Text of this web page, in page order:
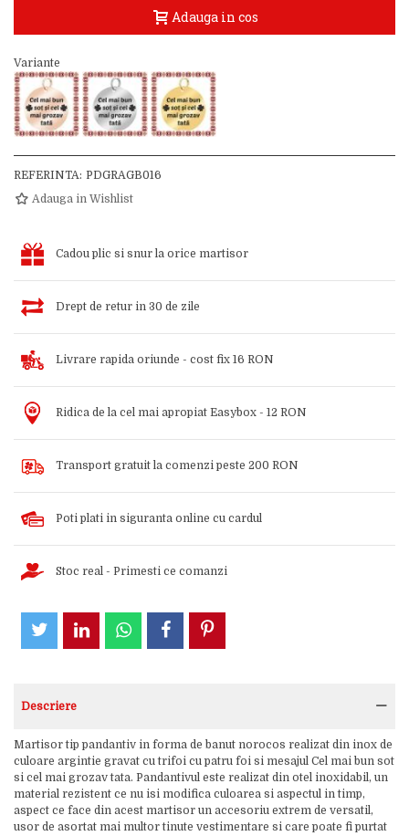
Adauga in cos
Variante
REFERINTA: PDGRAGB016
Adauga in Wishlist
Cadou plic si snur la orice martisor
Drept de retur in 30 de zile
Livrare rapida oriunde - cost fix 16 RON
Ridica de la cel mai apropiat Easybox - 12 RON
Transport gratuit la comenzi peste 200 RON
Poti plati in siguranta online cu cardul
Stoc real - Primesti ce comanzi
Descriere
Martisor tip pandantiv in forma de banut norocos realizat din inox de
culoare argintie gravat cu trifoi cu patru foi si mesajul Cel mai bun sot
si cel mai grozav tata. Pandantivul este realizat din otel inoxidabil, un
material rezistent ce nu isi modifica culoarea si aspectul in timp,
aspect ce face din acest martisor un accesoriu extrem de versatil,
usor de asortat mai multor tinute vestimentare si care poate fi purtat